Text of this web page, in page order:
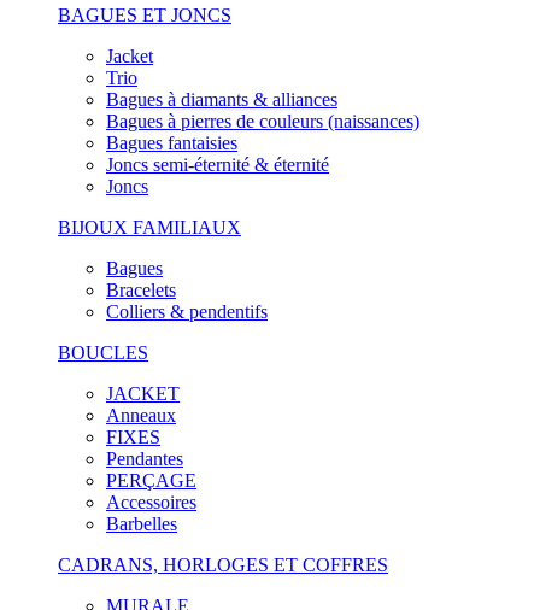
BAGUES ET JONCS
Jacket
Trio
Bagues à diamants & alliances
Bagues à pierres de couleurs (naissances)
Bagues fantaisies
Joncs semi-éternité & éternité
Joncs
BIJOUX FAMILIAUX
Bagues
Bracelets
Colliers & pendentifs
BOUCLES
JACKET
Anneaux
FIXES
Pendantes
PERÇAGE
Accessoires
Barbelles
CADRANS, HORLOGES ET COFFRES
MURALE